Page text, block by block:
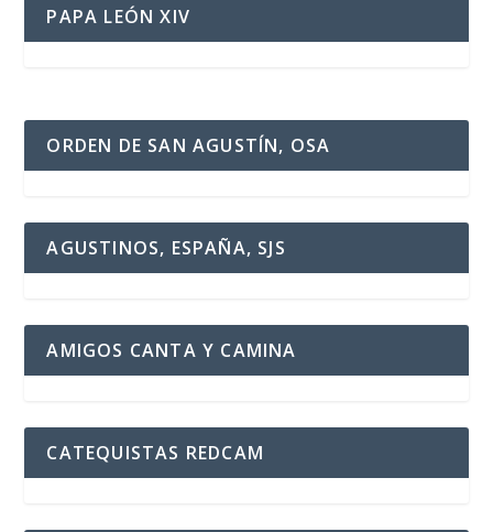
PAPA LEÓN XIV
ORDEN DE SAN AGUSTÍN, OSA
AGUSTINOS, ESPAÑA, SJS
AMIGOS CANTA Y CAMINA
CATEQUISTAS REDCAM